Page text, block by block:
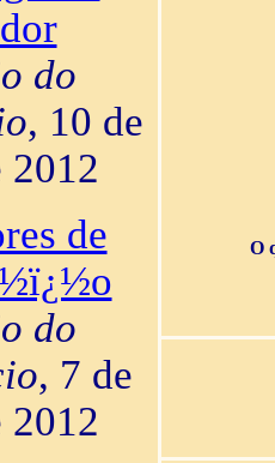
do
, 10 de
2012
de
do
, 7 de
2012
O